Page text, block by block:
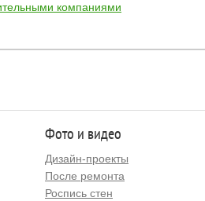
компаниями
Фото и видео
Дизайн-проекты
После ремонта
Роспись стен